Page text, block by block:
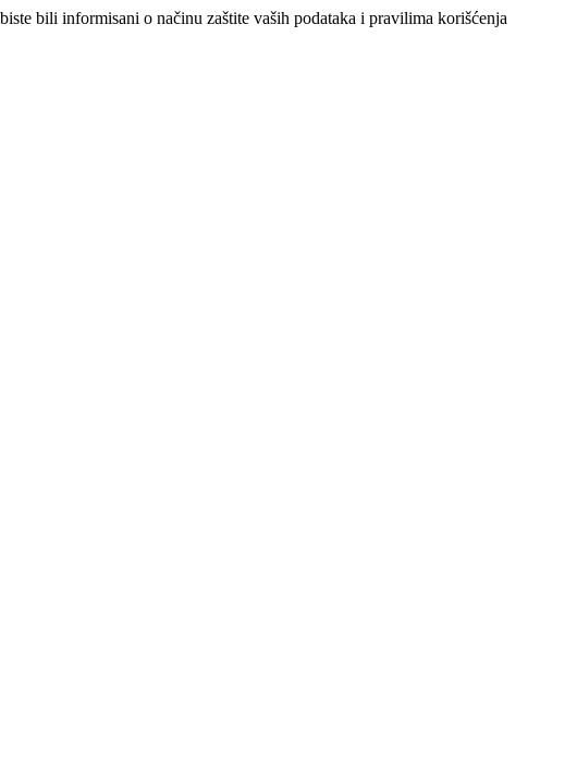
bili informisani o načinu zaštite vaših podataka i pravilima korišćenja